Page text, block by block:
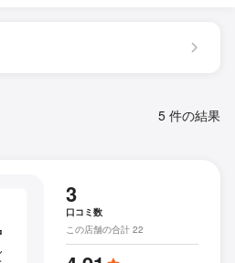
5 件の結果
3
口コミ数
この店舗の合計 22